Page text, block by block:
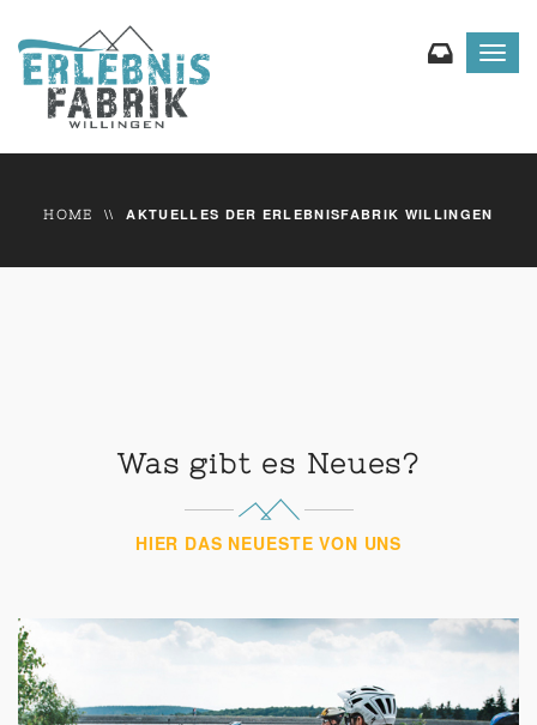
HOME AKTUELLES DER ERLEBNISFABRIK WILLINGEN
Was gibt es Neues?
HIER DAS NEUESTE VON UNS